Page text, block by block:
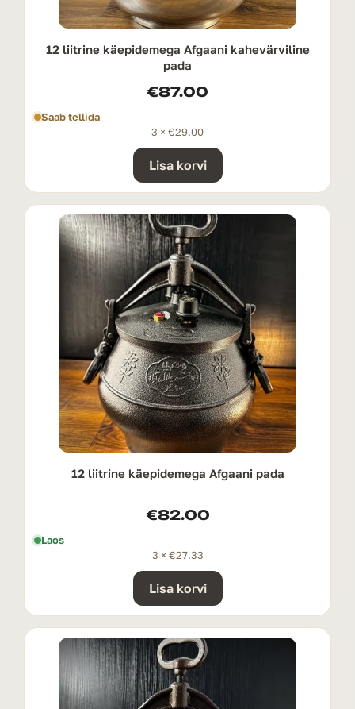
12 liitrine käepidemega Afgaani kahevärviline
pada
€87.00
Saab tellida
3 × €29.00
Lisa korvi
12 liitrine käepidemega Afgaani pada
€82.00
Laos
3 × €27.33
Lisa korvi